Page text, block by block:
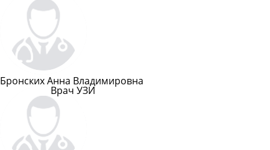
Бронских Анна Владимировна
Врач УЗИ